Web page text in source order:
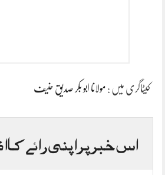
کیٹاگری میں : مولانا ابو بکر صدیق حنیف
اس خبر پر اپنی رائے